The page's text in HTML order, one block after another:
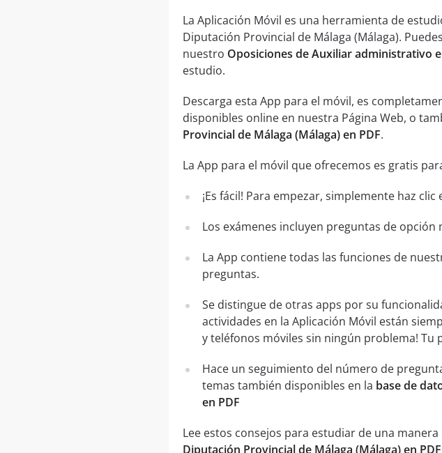
La Aplicación Móvil es una herramienta de
Diputación Provincial de Málaga (Málaga).
nuestro Oposiciones de Auxiliar administrativo
estudio.
Descarga esta App para el móvil, es
disponibles online en nuestra Página Web, o
Provincial de Málaga (Málaga) en PDF.
La App para el móvil que ofrecemos es gratis
¡Es fácil! Para empezar, simplemente haz
Los exámenes incluyen preguntas de
La App contiene todas las funciones de
preguntas.
Se distingue de otras apps por su
actividades en la Aplicación Móvil están
y teléfonos móviles sin ningún problema!
Hace un seguimiento del número de
temas también disponibles en la base de
en PDF
Lee estos consejos para estudiar de una
Diputación Provincial de Málaga (Málaga) en PDF